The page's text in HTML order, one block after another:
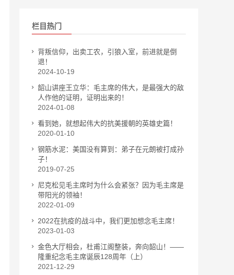
栏目热门
背叛信仰，出卖工农，引狼入室，前进就是倒
退！
2024-10-19
韶山讲座王立华：毛主席的伟大，是最强大的敌
人作他的证明，证明出来的！
2024-01-08
看到她，就想起伟大的抗美援朝的英雄史篇！
2020-01-10
钢筋水泥：美国没有算到：弟子在元朗被打成孙
子！
2019-07-25
尼克松见毛主席时为什么会紧张？因为毛主席是
带阳光的领袖！
2022-01-09
2022在抗疫的战斗中，我们更加想念毛主席！
2023-01-03
金色大厅相会，杜甫江阁整装，奔向韶山！——
隆重纪念毛主席诞辰128周年（上）
2021-12-29